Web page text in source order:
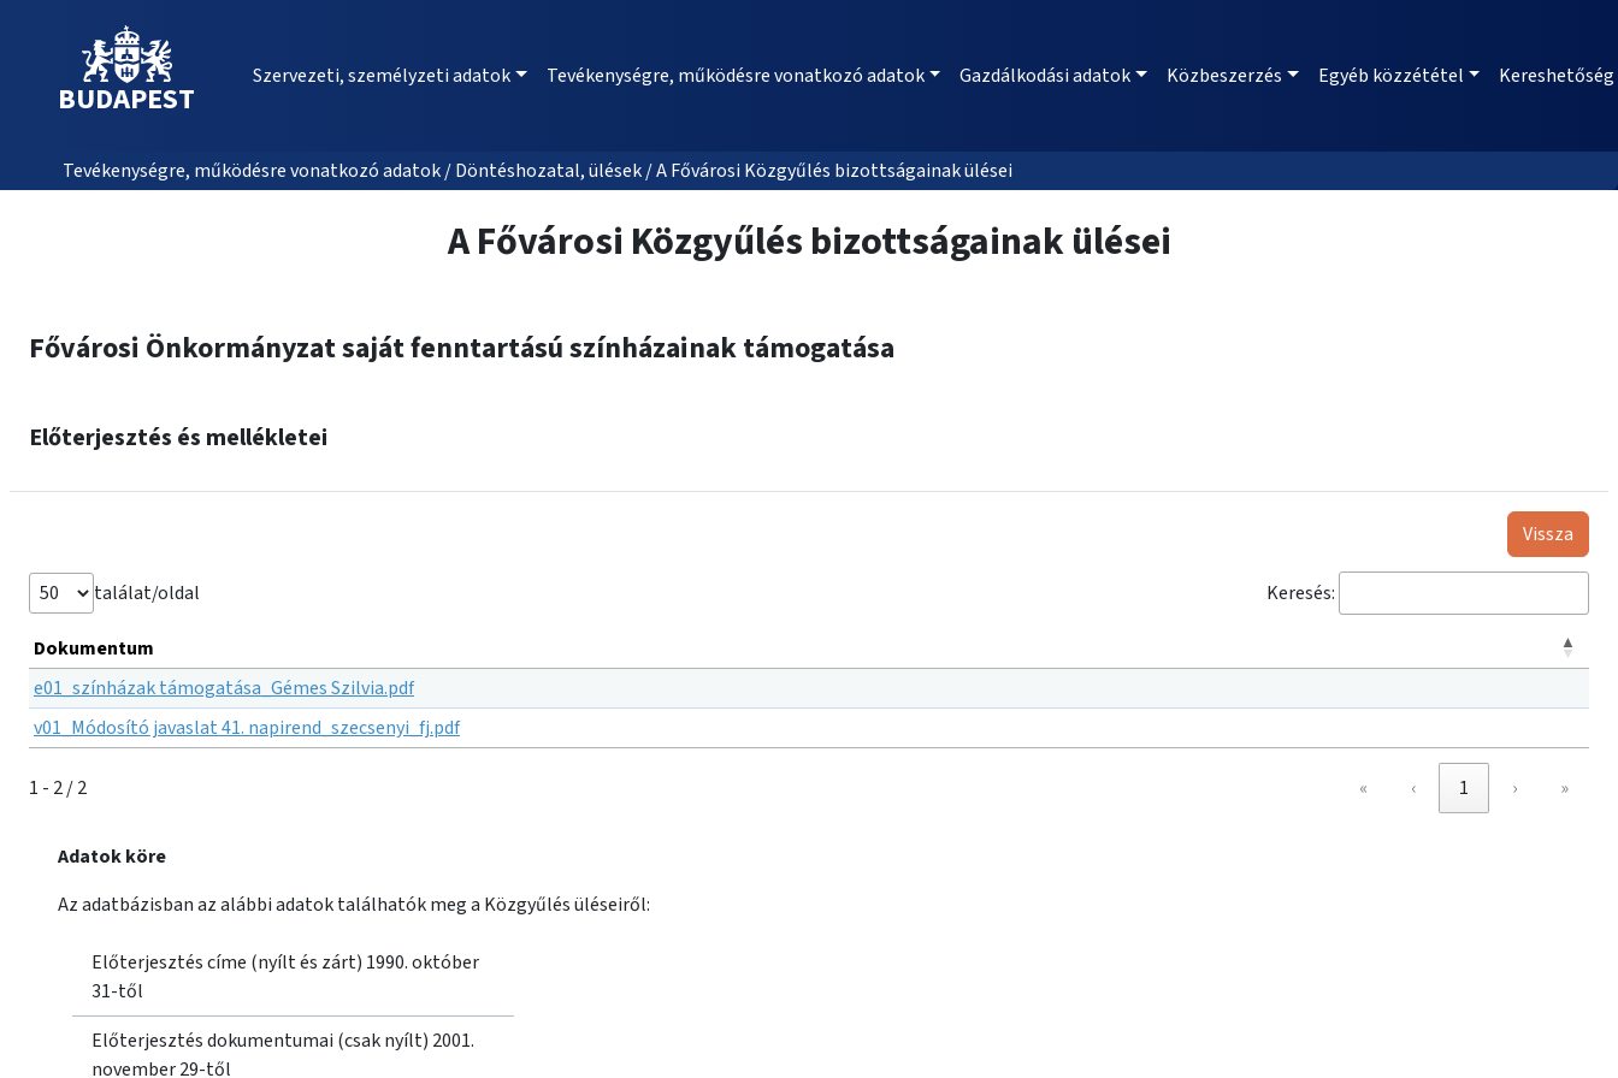
BUDAPEST
Szervezeti, személyzeti adatok Tevékenységre, működésre vonatkozó adatok Gazdálkodási adatok Közbeszerzés Egyéb közzététel Kereshetőség
Tevékenységre, működésre vonatkozó adatok / Döntéshozatal, ülések / A Fővárosi Közgyűlés bizottságainak ülései
A Fővárosi Közgyűlés bizottságainak ülései
Fővárosi Önkormányzat saját fenntartású színházainak támogatása
Előterjesztés és mellékletei
Vissza
találat/oldal Keresés:
Dokumentum
e01_színházak támogatása_Gémes Szilvia.pdf
v01_Módosító javaslat 41. napirend_szecsenyi_fj.pdf
1 - 2 / 2 « ‹ 1 › »
Adatok köre
Az adatbázisban az alábbi adatok találhatók meg a Közgyűlés üléseiről:
Előterjesztés címe (nyílt és zárt) 1990. október
31-től
Előterjesztés dokumentumai (csak nyílt) 2001.
november 29-től